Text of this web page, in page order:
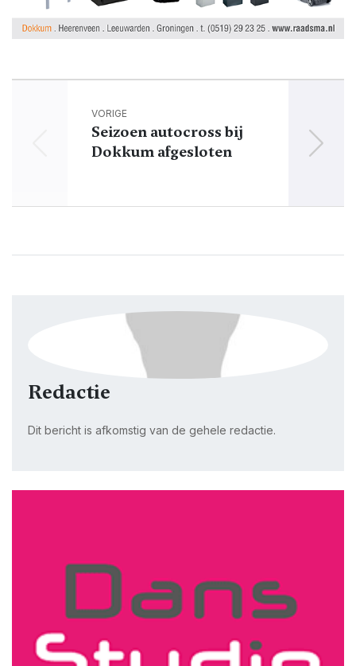
VORIGE
Seizoen autocross bij
Dokkum afgesloten
Redactie
Dit bericht is afkomstig van de gehele redactie.